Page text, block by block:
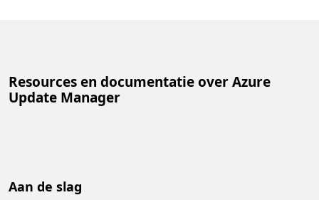
Resources en documentatie over Azure
Update Manager
Aan de slag